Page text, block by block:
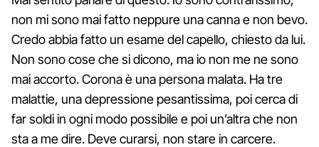
non mi sono mai fatto neppure una canna e non bevo.
Credo abbia fatto un esame del capello, chiesto da lui.
Non sono cose che si dicono, ma io non me ne sono
mai accorto. Corona è una persona malata. Ha tre
malattie, una depressione pesantissima, poi cerca di
far soldi in ogni modo possibile e poi un’altra che non
sta a me dire. Deve curarsi, non stare in carcere.